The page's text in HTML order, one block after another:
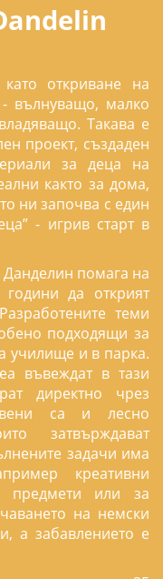
откриване на
вълнуващо, малко
Такава е
проект, създаден
за деца на
както за дома,
ни започва с един
- игрив старт в
помага на
да открият
теми
подходящи за
училище и в парка.
въвеждат в тази
директно чрез
са и лесно
затвърждават
задачи има
креативни
предмети или за
на немски
а забавлението е